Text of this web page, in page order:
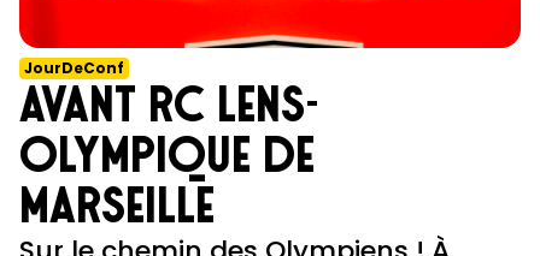
JourDeConf
Avant RC Lens-
Olympique de
Marseille